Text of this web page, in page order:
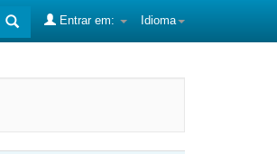
Idioma
Entrar em: